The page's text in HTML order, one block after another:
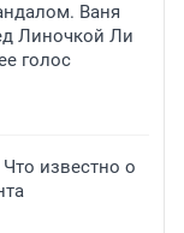
Ваня
Линочкой Ли
голос
известно о